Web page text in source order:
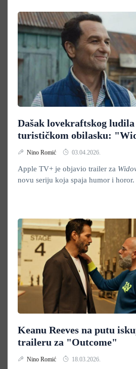
Dašak lovekraftskog ludila
turističkom obilasku:
Nino Romić 03.04.2026.
Apple TV+ je objavio trailer za
novu seriju koja spaja humor i horor.
Keanu Reeves na putu
traileru za "Outcome"
Nino Romić 18.03.2026.